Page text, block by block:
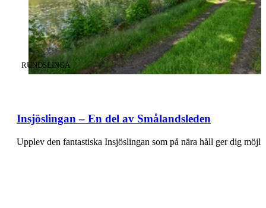
Insjöslingan – En del av Smålandsleden
KATEGORI:
RUNDSLINGA
Upplev den fantastiska Insjöslingan som på nära håll ger dig